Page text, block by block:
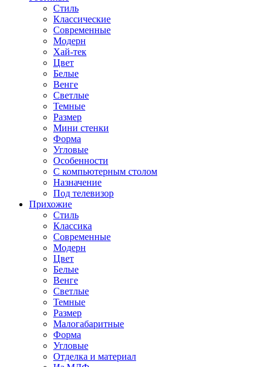
Стиль
Классические
Современные
Модерн
Хай-тек
Цвет
Белые
Венге
Светлые
Темные
Размер
Мини стенки
Форма
Угловые
Особенности
С компьютерным столом
Назначение
Под телевизор
Прихожие
Стиль
Классика
Современные
Модерн
Цвет
Белые
Венге
Светлые
Темные
Размер
Малогабаритные
Форма
Угловые
Отделка и материал